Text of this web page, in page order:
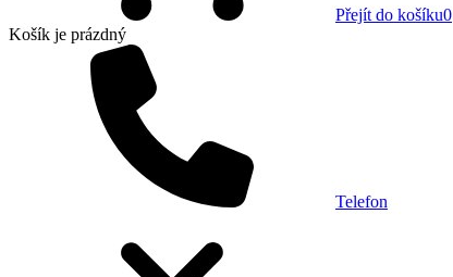
Přejít do košíku0
Košík je prázdný
Telefon